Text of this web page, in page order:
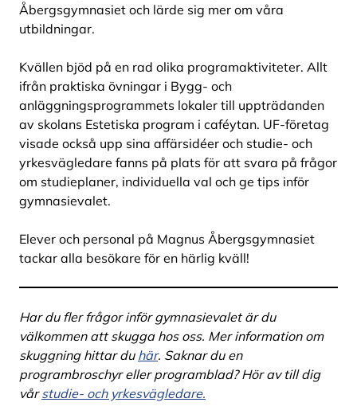
Åbergsgymnasiet och lärde sig mer om våra
utbildningar.
Kvällen bjöd på en rad olika programaktiviteter. Allt
ifrån praktiska övningar i Bygg- och
anläggningsprogrammets lokaler till uppträdanden
av skolans Estetiska program i caféytan. UF-företag
visade också upp sina affärsidéer och studie- och
yrkesvägledare fanns på plats för att svara på frågor
om studieplaner, individuella val och ge tips inför
gymnasievalet.
Elever och personal på Magnus Åbergsgymnasiet
tackar alla besökare för en härlig kväll!
Har du fler frågor inför gymnasievalet är du
välkommen att skugga hos oss. Mer information om
skuggning hittar du här. Saknar du en
programbroschyr eller programblad? Hör av till dig
vårstudie- och yrkesvägledare.